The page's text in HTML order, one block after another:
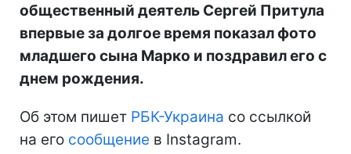
общественный деятель Сергей Притула
впервые за долгое время показал фото
младшего сына Марко и поздравил его с
днем рождения.
Об этом пишет РБК-Украина со ссылкой
на его сообщение в Instagram.